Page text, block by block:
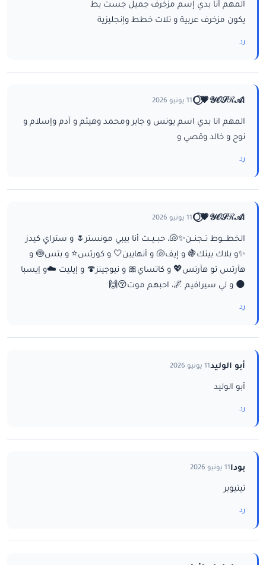
المهم أنا بدي إسم مزخرف جميل جست بط
يكون مزخرف عربية و تلات خطط وإنجليزية
رد
ا𝒴𝒪𝒮ℛ𝒜💗⃝🌕 11 يونيو 2026
المهم انا بدي اسم يونس و جابر ومحمد وهيثم و آدم وإسلام و
نوح و خالد وقصي و
رد
ا𝒴𝒪𝒮ℛ𝒜💗⃝🌕 11 يونيو 2026
الخطـــوط تــجنــن✨🐚، حبــيــت أنا بيبي مونستر🌷 و ستراي كيدز
✨و بلاك بينك🍇 و إيف🐚 و أنهايبن🤍 و كورتس⭐ و بتس🍥 و
هآرتس تو هآرتس💖 و كاتساي🎀 و نيوجينز🍄 و إيليت ☁️و إيسبا
🌑 و لي سيرافيم 🌌، احبهم موت😚🙌
رد
أبو الوليد11 يونيو 2026
أبو الوليد
رد
بودا11 يونيو 2026
تيتيوبر
رد